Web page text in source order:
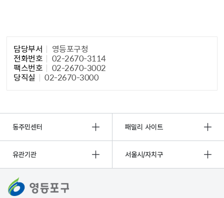
담당부서 영등포구청
전화번호 02-2670-3114
팩스번호 02-2670-3002
당직실 02-2670-3000
동주민센터 패밀리 사이트
유관기관 서울시/자치구